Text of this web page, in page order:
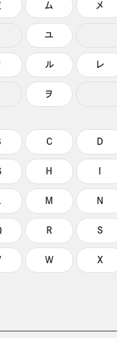
ム メ
ユ
ル レ
ヲ
C D
H
M N
R S
W X